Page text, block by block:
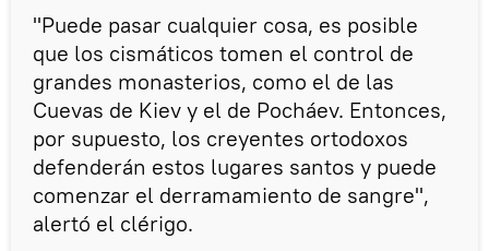
"Puede pasar cualquier cosa, es posible
que los cismáticos tomen el control de
grandes monasterios, como el de las
Cuevas de Kiev y el de Pocháev. Entonces,
por supuesto, los creyentes ortodoxos
defenderán estos lugares santos y puede
comenzar el derramamiento de sangre",
alertó el clérigo.